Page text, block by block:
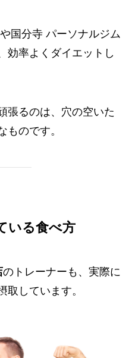
国分寺 パーソナルジム
効率よくダイエットし
張るのは、穴の空いた
ものです。
いる食べ方
のトレーナーも、実際に
取しています。